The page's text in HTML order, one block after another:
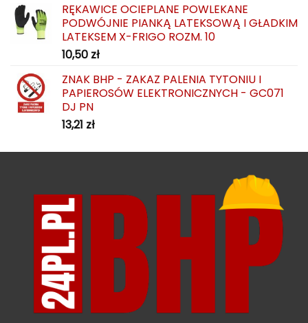
RĘKAWICE OCIEPLANE POWLEKANE
PODWÓJNIE PIANKĄ LATEKSOWĄ I GŁADKIM
LATEKSEM X-FRIGO ROZM. 10
10,50 zł
ZNAK BHP - ZAKAZ PALENIA TYTONIU I
PAPIEROSÓW ELEKTRONICZNYCH - GC071
DJ PN
13,21 zł